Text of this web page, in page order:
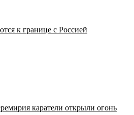
к границе с Россией
каратели открыли огонь